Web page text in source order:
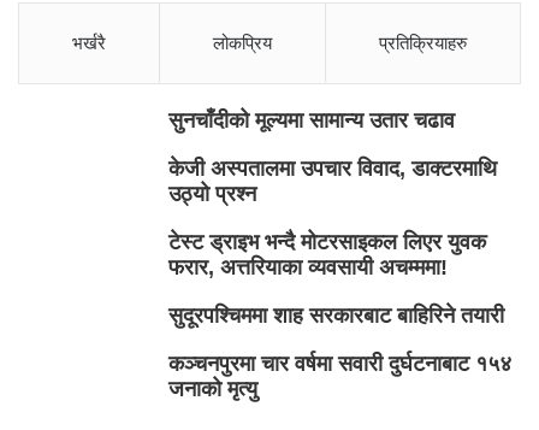
भर्खरै लोकप्रिय प्रतिक्रियाहरु
सुनचाँदीको मूल्यमा सामान्य उतार चढाव
केजी अस्पतालमा उपचार विवाद, डाक्टरमाथि
उठ्यो प्रश्न
टेस्ट ड्राइभ भन्दै मोटरसाइकल लिएर युवक
फरार, अत्तरियाका व्यवसायी अचम्ममा!
सुदूरपश्चिममा शाह सरकारबाट बाहिरिने तयारी
कञ्चनपुरमा चार वर्षमा सवारी दुर्घटनाबाट १५४
जनाको मृत्यु